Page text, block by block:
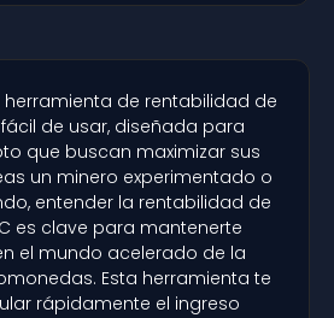
herramienta de rentabilidad de
fácil de usar, diseñada para
que buscan maximizar sus
un minero experimentado o
entender la rentabilidad de
es clave para mantenerte
el mundo acelerado de la
Esta herramienta te
rápidamente el ingreso